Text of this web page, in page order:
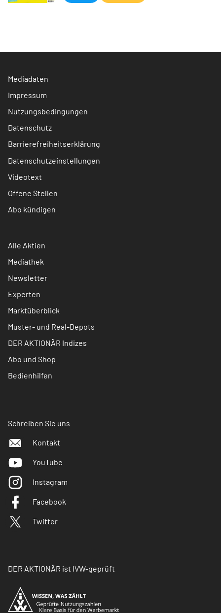
Mediadaten
Impressum
Nutzungsbedingungen
Datenschutz
Barrierefreiheitserklärung
Datenschutzeinstellungen
Videotext
Offene Stellen
Abo kündigen
Alle Aktien
Mediathek
Newsletter
Experten
Marktüberblick
Muster- und Real-Depots
DER AKTIONÄR Indizes
Abo und Shop
Bedienhilfen
Schreiben Sie uns
Kontakt
YouTube
Instagram
Facebook
Twitter
DER AKTIONÄR ist IVW-geprüft